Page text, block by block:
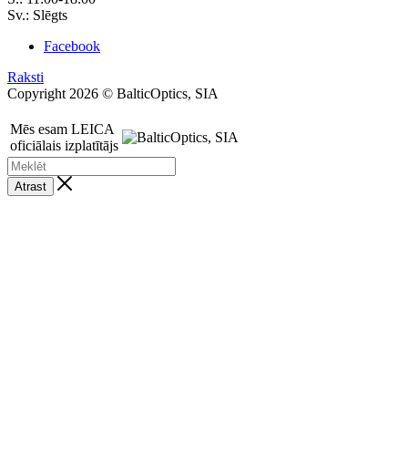
Sv.: Slēgts
Facebook
Raksti
Copyright 2026 © BalticOptics, SIA
Mēs esam LEICA
oficiālais izplatītājs
Atrast